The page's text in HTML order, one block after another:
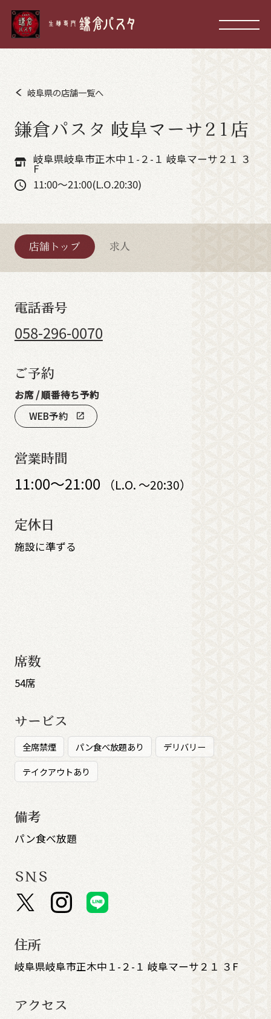
岐阜県の店舗一覧へ
鎌倉パスタ 岐阜マーサ21店
岐阜県岐阜市正木中１-２-１ 岐阜マーサ２１ ３
F
11:00～21:00(L.O.20:30)
店舗トップ 求人
電話番号
058-296-0070
ご予約
お席 / 順番待ち予約
WEB予約
open_in_new
営業時間
11:00～21:00 （L.O. ～20:30）
定休日
施設に準ずる
席数
54席
サービス
全席禁煙 パン食べ放題あり
デリバリー
テイクアウトあり
備考
パン食べ放題
SNS
住所
岐阜県岐阜市正木中１-２-１ 岐阜マーサ２１ ３F
アクセス